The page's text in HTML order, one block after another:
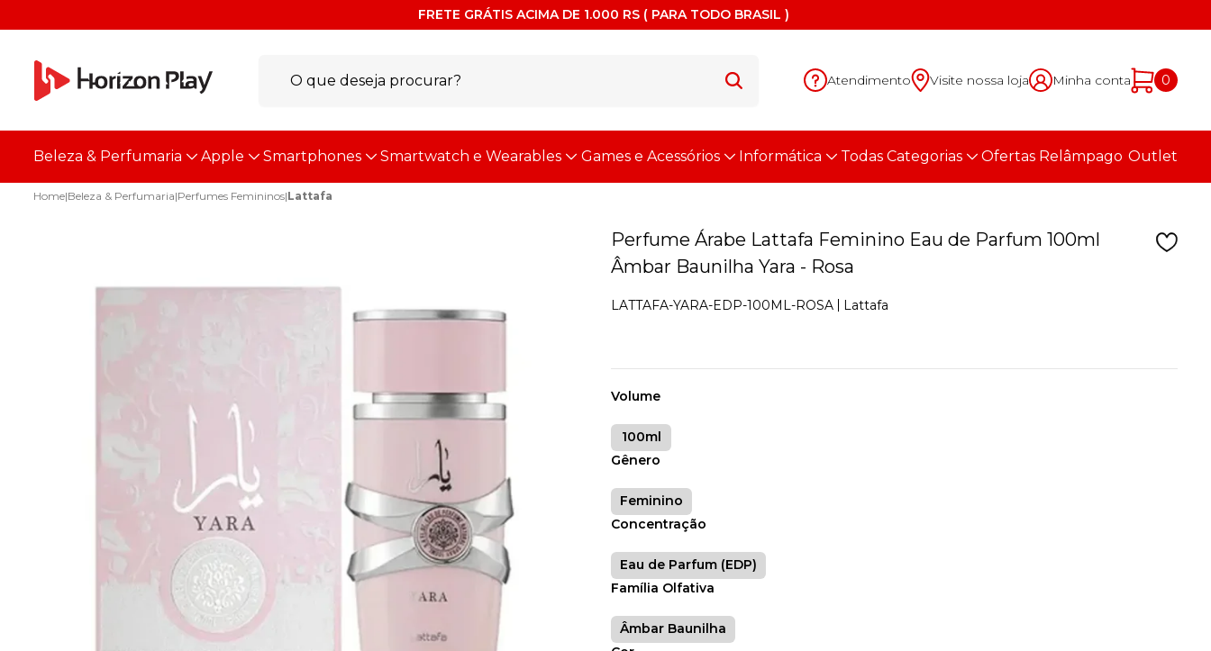
FRETE GRÁTIS ACIMA DE 1.000 RS ( PARA TODO BRASIL )
Atendimento Visite nossa loja Minha conta 0
Beleza & Perfumaria Apple Smartphones Smartwatch e Wearables Games e Acessórios Informática Todas Categorias Ofertas Relâmpago Outlet
Home|Beleza & Perfumaria|Perfumes Femininos|Lattafa
Perfume Árabe Lattafa Feminino Eau de Parfum 100ml
Âmbar Baunilha Yara - Rosa
LATTAFA-YARA-EDP-100ML-ROSA Lattafa
Volume
100ml
Gênero
Feminino
Concentração
Eau de Parfum (EDP)
Família Olfativa
Âmbar Baunilha